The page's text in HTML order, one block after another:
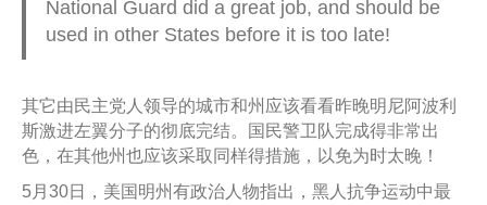
National Guard did a great job, and should be
used in other States before it is too late!
其它由民主党人领导的城市和州应该看看昨晚明尼阿波利
斯激进左翼分子的彻底完结。国民警卫队完成得非常出
色，在其他州也应该采取同样得措施，以免为时太晚！
5月30日，美国明州有政治人物指出，黑人抗争运动中最